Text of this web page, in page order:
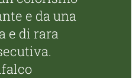
e da una
e di rara